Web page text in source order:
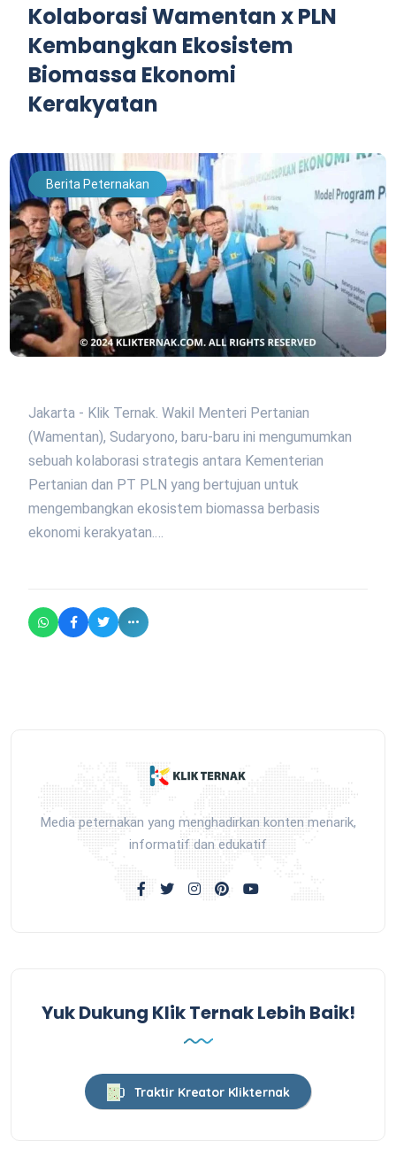
Kolaborasi Wamentan x PLN
Kembangkan Ekosistem
Biomassa Ekonomi
Kerakyatan
Berita Peternakan
Jakarta - Klik Ternak. Wakil Menteri Pertanian
(Wamentan), Sudaryono, baru-baru ini mengumumkan
sebuah kolaborasi strategis antara Kementerian
Pertanian dan PT PLN yang bertujuan untuk
mengembangkan ekosistem biomassa berbasis
ekonomi kerakyatan.…
Media peternakan yang menghadirkan konten menarik,
informatif dan edukatif
Yuk Dukung Klik Ternak Lebih Baik!
Traktir Kreator Klikternak